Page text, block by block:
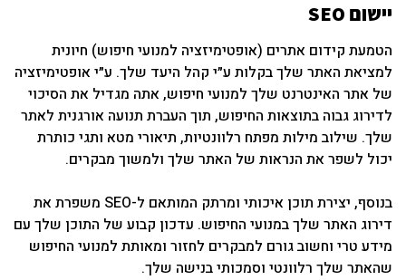
יישום SEO
הטמעת קידום אתרים (אופטימיזציה למנועי חיפוש) חיונית
למציאת האתר שלך בקלות ע״י קהל היעד שלך. ע״י אופטימיזציה
של אתר האינטרנט שלך למנועי חיפוש, אתה מגדיל את הסיכוי
לדירוג גבוה בתוצאות החיפוש, תוך העברת תנועה אורגנית לאתר
שלך. שילוב מילות מפתח רלוונטיות, תיאורי מטא ותגי כותרת
יכול לשפר את הנראות של האתר שלך ולמשוך מבקרים.
בנוסף, יצירת תוכן איכותי ומרתק המותאם ל-SEO משפרת את
דירוג האתר שלך במנועי החיפוש. עדכון קבוע של התוכן שלך עם
מידע טרי וחשוב גורם למבקרים לחזור ומאותת למנועי החיפוש
שהאתר שלך רלוונטי וסמכותי בנישה שלך.